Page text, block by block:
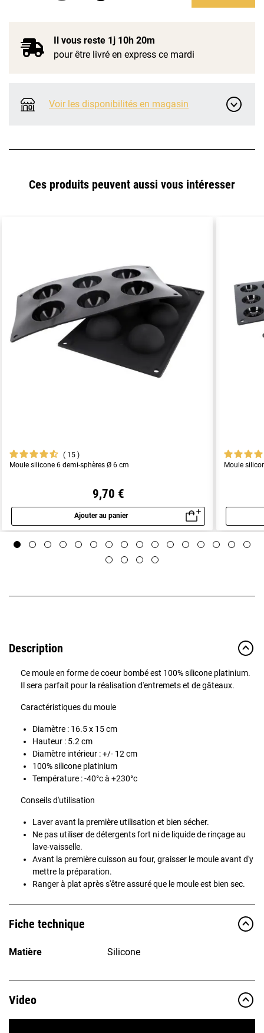
Il vous reste 1j 10h 20m
pour être livré en express ce mardi
Voir les disponibilités en magasin
Ces produits peuvent aussi vous intéresser
15
Moule silicone 6 demi-sphères Ø 6 cm
9,70 €
Ajouter au panier
Aperçu rapide
Moule
Description
Ce moule en forme de coeur bombé est 100% silicone platinium.
Il sera parfait pour la réalisation d'entremets et de gâteaux.
Caractéristiques du moule
Diamètre : 16.5 x 15 cm
Hauteur : 5.2 cm
Diamètre intérieur : +/- 12 cm
100% silicone platinium
Température : -40°c à +230°c
Conseils d'utilisation
Laver avant la première utilisation et bien sécher.
Ne pas utiliser de détergents fort ni de liquide de rinçage au
lave-vaisselle.
Avant la première cuisson au four, graisser le moule avant d'y
mettre la préparation.
Ranger à plat après s'être assuré que le moule est bien sec.
Fiche technique
Matière Silicone
Video